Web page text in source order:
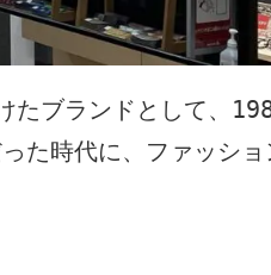
たブランドとして、
た時代に、ファッシ